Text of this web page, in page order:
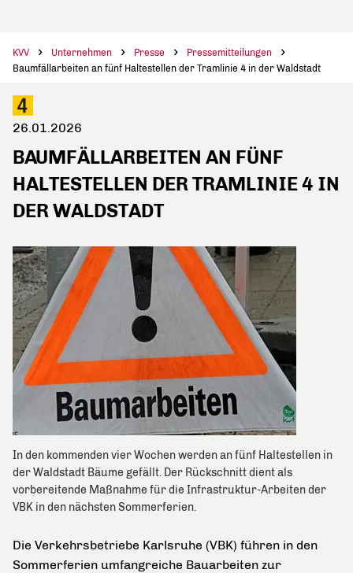
KVV Unternehmen Presse
Pressemitteilungen
Baumfällarbeiten an fünf Haltestellen der Tramlinie 4 in der Waldstadt
26.01.2026
BAUMFÄLLARBEITEN AN FÜNF
HALTESTELLEN DER TRAMLINIE 4 IN
DER WALDSTADT
In den kommenden vier Wochen werden an fünf Haltestellen in
der Waldstadt Bäume gefällt. Der Rückschnitt dient als
vorbereitende Maßnahme für die Infrastruktur-Arbeiten der
VBK in den nächsten Sommerferien.
Die Verkehrsbetriebe Karlsruhe (VBK) führen in den
Sommerferien umfangreiche Bauarbeiten zur